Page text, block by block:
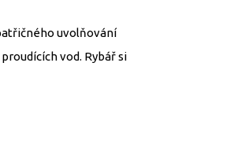
uvolňování
vod. Rybář si